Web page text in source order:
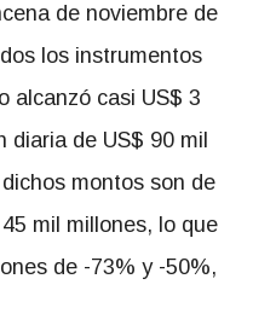
de noviembre de
los instrumentos
alcanzó casi US$ 3
diaria de US$ 90 mil
montos son de
mil millones, lo que
de -73% y -50%,